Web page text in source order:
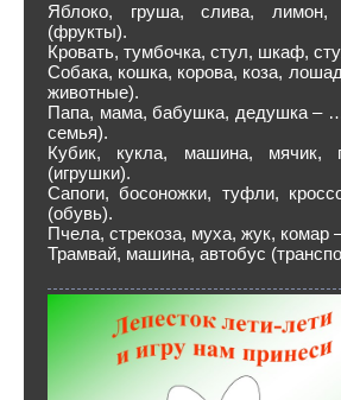
Яблоко, груша, слива,
(фрукты).
Кровать, тумбочка, стул, шкаф,
Собака, кошка, корова, коза,
животные).
Папа, мама, бабушка, дедушка –
семья).
Кубик, кукла, машина,
(игрушки).
Сапоги, босоножки, туфли,
(обувь).
Пчела, стрекоза, муха, жук,
Трамвай, машина, автобус